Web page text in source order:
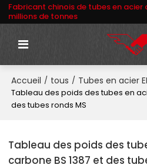
Fabricant chinois de tubes en acier
millions de tonnes
Accueil / tous / Tubes en acier
Tableau des poids des tubes en
des tubes ronds MS
Tableau des poids des
carbone BS 1387 et des